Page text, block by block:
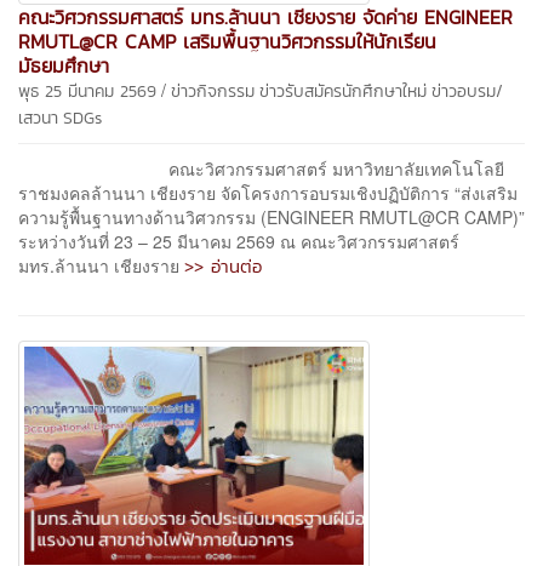
คณะวิศวกรรมศาสตร์ มทร.ล้านนา เชียงราย จัดค่าย ENGINEER
RMUTL@CR CAMP เสริมพื้นฐานวิศวกรรมให้นักเรียน
มัธยมศึกษา
พุธ 25 มีนาคม 2569 / ข่าวกิจกรรมข่าวรับสมัครนักศึกษาใหม่ข่าวอบรม/
เสวนาSDGs
คณะวิศวกรรมศาสตร์ มหาวิทยาลัยเทคโนโลยี
ราชมงคลล้านนา เชียงราย จัดโครงการอบรมเชิงปฏิบัติการ “ส่งเสริม
ความรู้พื้นฐานทางด้านวิศวกรรม (ENGINEER RMUTL@CR CAMP)”
ระหว่างวันที่ 23 – 25 มีนาคม 2569 ณ คณะวิศวกรรมศาสตร์
มทร.ล้านนา เชียงราย >> อ่านต่อ